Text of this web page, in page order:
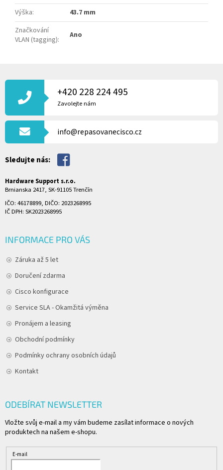
Výška:
43.7 mm
Značkování
VLAN (tagging): Ano
Á
T
+420 228 224 495
Zavolejte nám
info@repasovanecisco.cz
Sledujte nás:
Hardware Support s.r.o.
Brnianska 2417, SK-91105 Trenčín
IČO: 46178899, DIČO: 2023268995
IČ DPH: SK2023268995
INFORMACE PRO VÁS
Záruka až 5 let
Doručení zdarma
Cisco konfigurace
Service SLA - Okamžitá výměna
Pronájem a leasing
Obchodní podmínky
Podmínky ochrany osobních údajů
Kontakt
ODEBÍRAT NEWSLETTER
Vložte svůj e-mail a my vám budeme zasílat informace o nových
produktech na našem e-shopu.
E-mail